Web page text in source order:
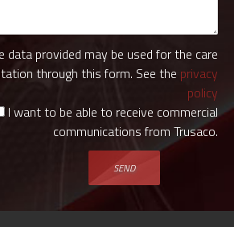
data provided may be used for the care
through this form. See the privacy
policy
I want to be able to receive commercial
communications from Trusaco.